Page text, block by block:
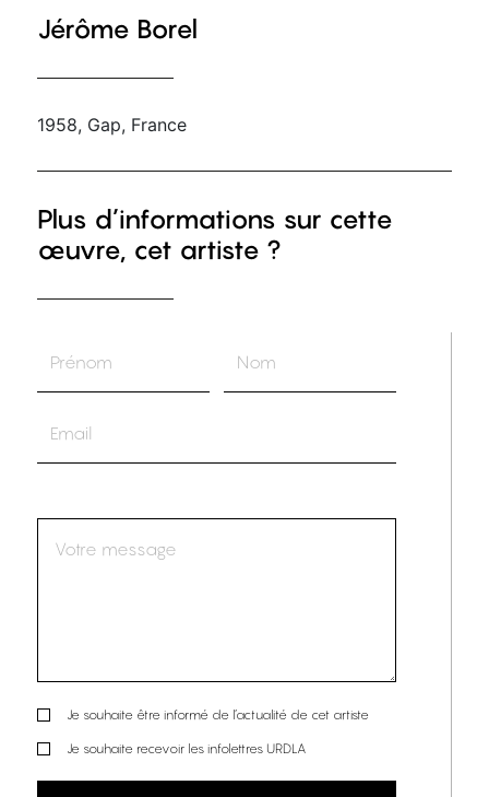
Jérôme Borel
1958, Gap, France
Plus d’informations sur cette
œuvre, cet artiste ?
Je souhaite être informé de l’actualité de cet artiste
Je souhaite recevoir les infolettres URDLA